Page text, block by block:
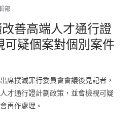
部
善高端人才通行證
可疑個案對個別案件
席撲滅罪行委員會會議後見記者，
才通行證計劃政策，並會檢視可疑
再作處理。